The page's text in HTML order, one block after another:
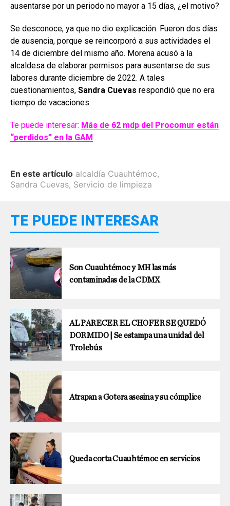
ausentarse por un periodo no mayor a 15 días, ¿el motivo?
Se desconoce, ya que no dio explicación. Fueron dos días
de ausencia, porque se reincorporó a sus actividades el
14 de diciembre del mismo año. Morena acusó a la
alcaldesa de elaborar permisos para ausentarse de sus
labores durante diciembre de 2022. A tales
cuestionamientos, Sandra Cuevas respondió que no era
tiempo de vacaciones.
Te puede interesar: Más de 62 mdp del Procomur están
“perdidos” en la GAM
En este artículo alcaldía Cuauhtémoc,
Sandra Cuevas, Servicio de limpieza
TE PUEDE INTERESAR
Son Cuauhtémoc y MH las más
contaminadas de la CDMX
AL PARECER EL CHOFER SE QUEDÓ
DORMIDO | Se estampa una unidad del
Trolebús
Atrapan a Gotera asesina y su cómplice
Queda corta Cuauhtémoc en servicios